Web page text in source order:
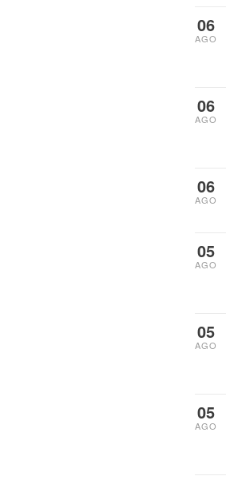
06
AGO
06
AGO
06
AGO
05
AGO
05
AGO
05
AGO